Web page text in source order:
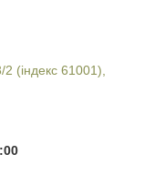
2 (індекс 61001),